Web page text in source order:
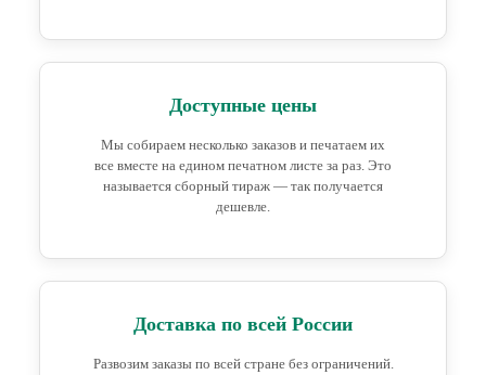
Доступные цены
Мы собираем несколько заказов и печатаем их
все вместе на едином печатном листе за раз. Это
называется сборный тираж — так получается
дешевле.
Доставка по всей России
Развозим заказы по всей стране без ограничений.